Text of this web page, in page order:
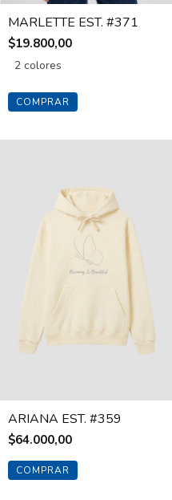
MARLETTE EST. #371
$19.800,00
2 colores
COMPRAR
ARIANA EST. #359
$64.000,00
COMPRAR